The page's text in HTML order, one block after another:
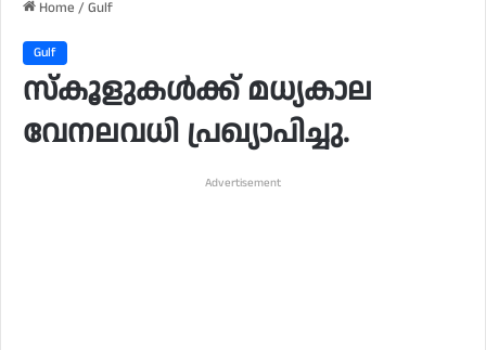
Home /Gulf
Gulf
സ്കൂളുകൾക്ക് മധ്യകാല
വേനലവധി പ്രഖ്യാപിച്ചു.
Advertisement